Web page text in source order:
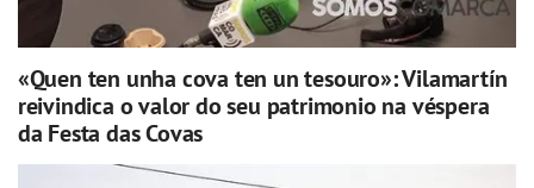
«Quen ten unha cova ten un tesouro»: Vilamartín
reivindica o valor do seu patrimonio na véspera
da Festa das Covas